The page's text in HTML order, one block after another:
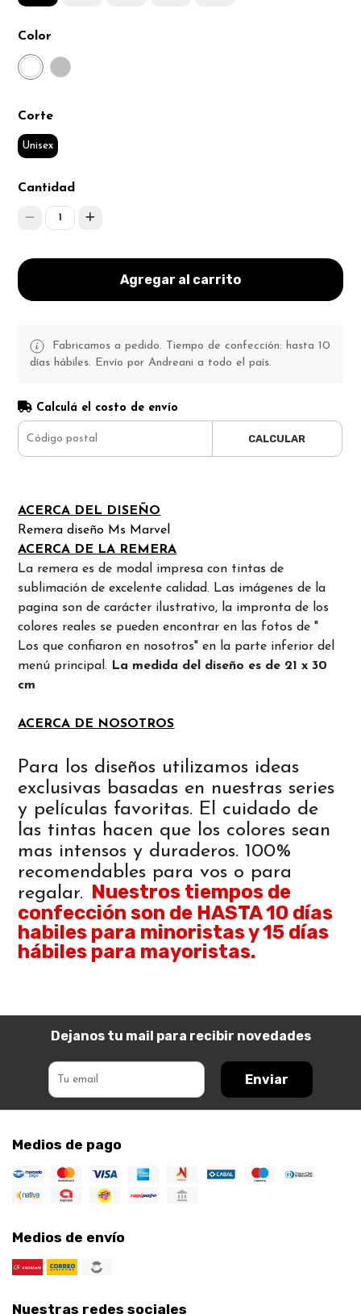
Color
Corte
Unisex
Cantidad
1
Agregar al carrito
Fabricamos a pedido. Tiempo de confección: hasta 10
días hábiles. Envío por Andreani a todo el país.
Calculá el costo de envío
CALCULAR
ACERCA DEL DISEÑO
Remera diseño Ms Marvel
ACERCA DE LA REMERA
La remera es de modal impresa con tintas de
sublimación de excelente calidad. Las imágenes de la
pagina son de carácter ilustrativo, la impronta de los
colores reales se pueden encontrar en las fotos de "
Los que confiaron en nosotros" en la parte inferior del
menú principal.
La medida del diseño es de 21 x 30
cm
ACERCA DE NOSOTROS
Para los diseños utilizamos ideas
exclusivas basadas en nuestras series
y películas favoritas. El cuidado de
las tintas hacen que los colores sean
mas intensos y duraderos. 100%
recomendables para vos o para
regalar. Nuestros tiempos de
confección son de HASTA 10 días
habiles para minoristas y 15 días
hábiles para mayoristas.
Dejanos tu mail para recibir novedades
Enviar
Medios de pago
Medios de envío
Nuestras redes sociales